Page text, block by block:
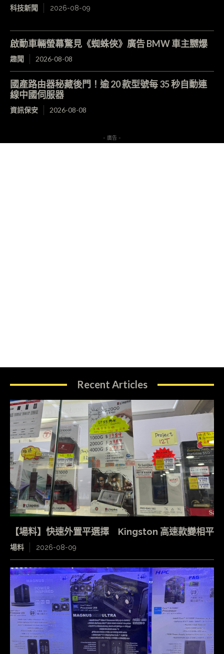
科技新聞 2026-08-09
啟動車輛螢幕驚見《蜘蛛俠》廣告 BMW 車主嬲爆
趣聞 2026-08-08
國產路由器秘藏後門！逾 20 款型號每 35 秒自動連
線中國伺服器
資訊保安 2026-08-08
- 廣告 -
Recent Articles
【場料】快速外置平選擇 Kingston 高速款變相平
場料 2026-08-09